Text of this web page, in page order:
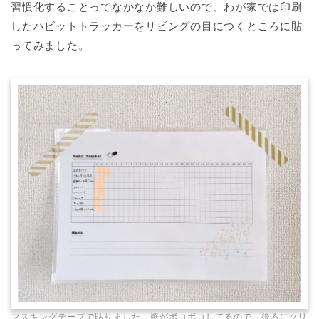
習慣化することってなかなか難しいので、 わが家では印刷
したハビットトラッカーをリビングの目につくところに貼
ってみました。
マスキングテープで貼りました。壁がボコボコしてるので、後ろにクリ